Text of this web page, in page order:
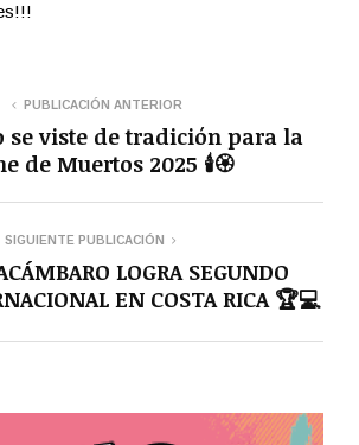
PUBLICACIÓN ANTERIOR
se viste de tradición para la
de Muertos 2025 🕯️🏵️
SIGUIENTE PUBLICACIÓN
LOGRA SEGUNDO
EN COSTA RICA 🏆💻